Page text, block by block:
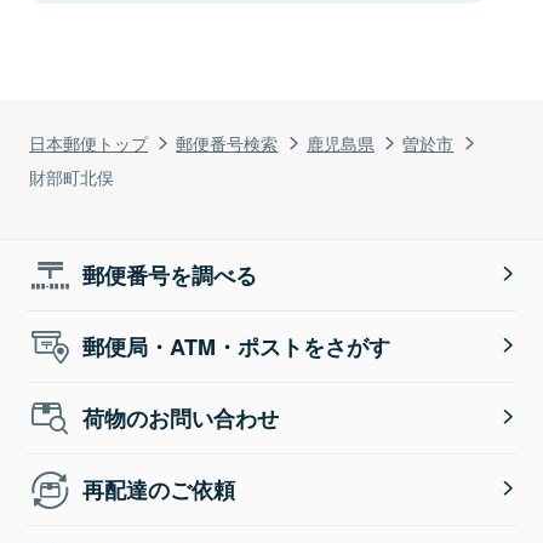
日本郵便トップ 郵便番号検索 鹿児島県
曽於市
財部町北俣
郵便番号を調べる
郵便局・ATM・ポストをさがす
荷物のお問い合わせ
再配達のご依頼